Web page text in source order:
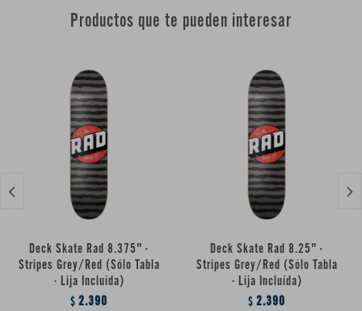
Productos que te pueden interesar
Deck Skate Rad 8.375" -
Stripes Grey/Red (Sólo Tabla
· Lija Incluída)
$ 2.390
Deck Skate Rad 8.25" -
Stripes Grey/Red (Sólo Tabla
· Lija Incluída)
$ 2.390
 